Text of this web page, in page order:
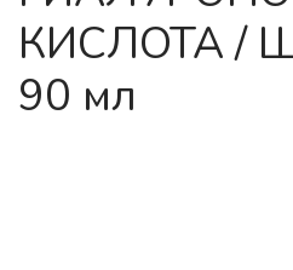
КИСЛОТА /
90 мл